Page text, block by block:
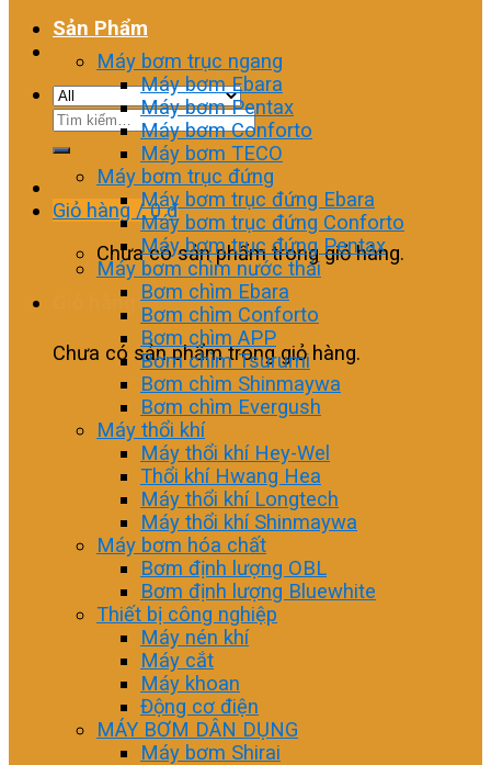
Tìm
Giỏ hàng /0₫
Chưa có sản phẩm trong giỏ hàng.
Giỏ hàng
Chưa có sản phẩm trong giỏ hàng.
Sản Phẩm
Máy bơm trục ngang
Máy bơm Ebara
Máy bơm Pentax
Máy bơm Conforto
Máy bơm TECO
Máy bơm trục đứng
Máy bơm trục đứng Ebara
Máy bơm trục đứng Conforto
Máy bơm trục đứng Pentax
Máy bơm chìm nước thải
Bơm chìm Ebara
Bơm chìm Conforto
Bơm chìm APP
Bơm chìm Tsurumi
Bơm chìm Shinmaywa
Bơm chìm Evergush
Máy thổi khí
Máy thổi khí Hey-Wel
Thổi khí Hwang Hea
Máy thổi khí Longtech
Máy thổi khí Shinmaywa
Máy bơm hóa chất
Bơm định lượng OBL
Bơm định lượng Bluewhite
Thiết bị công nghiệp
Máy nén khí
Máy cắt
Máy khoan
Động cơ điện
MÁY BƠM DÂN DỤNG
Máy bơm Shirai